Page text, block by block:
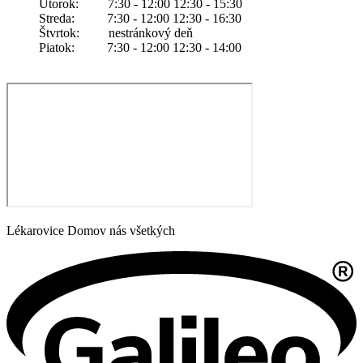
Utorok: 7:30 - 12:00 12:30 - 15:30
Streda: 7:30 - 12:00 12:30 - 16:30
Štvrtok: nestránkový deň
Piatok: 7:30 - 12:00 12:30 - 14:00
Lékarovice Domov nás všetkých